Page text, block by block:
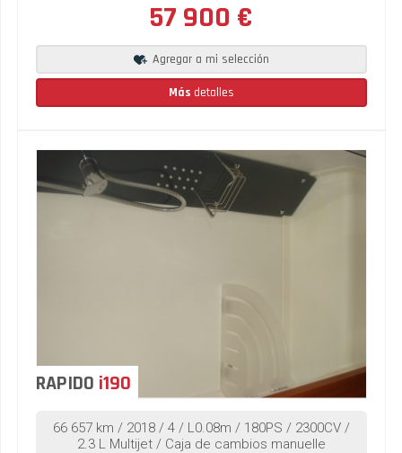
57 900 €
Agregar a mi selección
Más detalles
RAPIDO i190
66 657 km / 2018 / 4 / L0.08m / 180PS / 2300CV /
2.3 L Multijet / Caja de cambios manuelle